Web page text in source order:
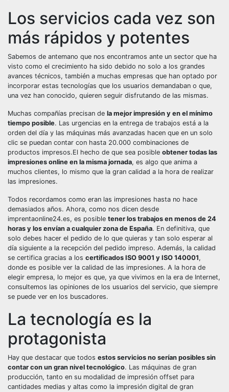
Los servicios cada vez son
más rápidos y potentes
Sabemos de antemano que nos encontramos ante un sector que ha
visto como el crecimiento ha sido debido no solo a los grandes
avances técnicos, también a muchas empresas que han optado por
incorporar estas tecnologías que los usuarios demandaban o que,
una vez han conocido, quieren seguir disfrutando de las mismas.
Muchas compañías precisan de la mejor impresión y en el mínimo
tiempo posible. Las urgencias en la entrega de trabajos está a la
orden del día y las máquinas más avanzadas hacen que en un solo
clic se puedan contar con hasta 20.000 combinaciones de
productos impresos.El hecho de que sea posible obtener todas las
impresiones online en la misma jornada, es algo que anima a
muchos clientes, lo mismo que la gran calidad a la hora de realizar
las impresiones.
Todos recordamos como eran las impresiones hasta no hace
demasiados años. Ahora, como nos dicen desde
imprentaonline24.es, es posible tener los trabajos en menos de 24
horas y los envían a cualquier zona de España. En definitiva, que
solo debes hacer el pedido de lo que quieras y tan solo esperar al
día siguiente a la recepción del pedido impreso. Además, la calidad
se certifica gracias a los certificados ISO 9001 y ISO 140001,
donde es posible ver la calidad de las impresiones. A la hora de
elegir empresa, lo mejor es que, ya que vivimos en la era de Internet,
consultemos las opiniones de los usuarios del servicio, que siempre
se puede ver en los buscadores.
La tecnología es la
protagonista
Hay que destacar que todos estos servicios no serían posibles sin
contar con un gran nivel tecnológico. Las máquinas de gran
producción, tanto en su modalidad de impresión offset para
cantidades medias y altas como la impresión digital de gran